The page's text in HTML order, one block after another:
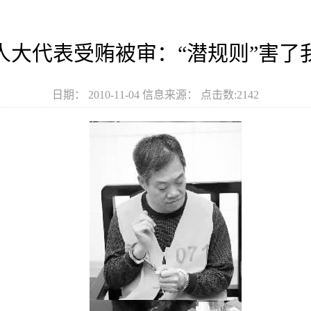
大代表受贿被审：“潜规则”害了
日期： 2010-11-04 信息来源： 点击数:2142